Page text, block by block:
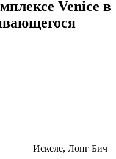
Venice в
Искеле, Лонг Бич